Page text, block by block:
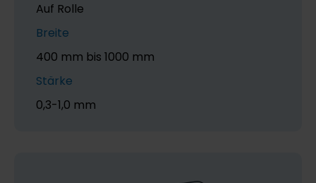
Auf Rolle
Breite
400 mm bis 1000 mm
Stärke
0,3-1,0 mm